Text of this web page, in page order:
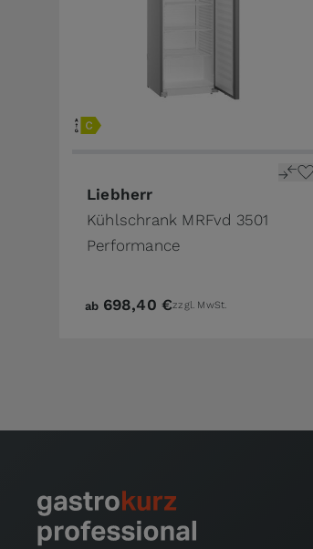
Liebherr
Kühlschrank MRFvd 3501
Performance
ab 698,40 €zzgl. MwSt.